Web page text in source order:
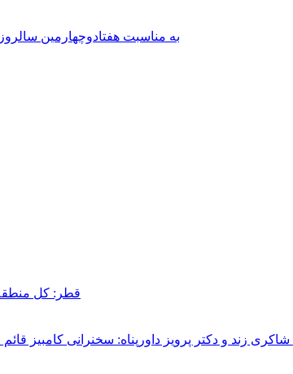
به مناسبت هفتادوچهارمین سالروز: نمایندگان
قطر: کل
شاکری زند و دکتر پرویز داورپناه: سخنرانی